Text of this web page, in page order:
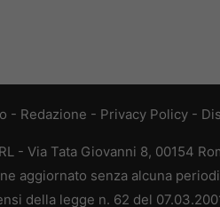
- Redazione - Privacy Policy -
- Via Tata Giovanni 8, 00154
aggiornato senza alcuna
della legge n. 62 del